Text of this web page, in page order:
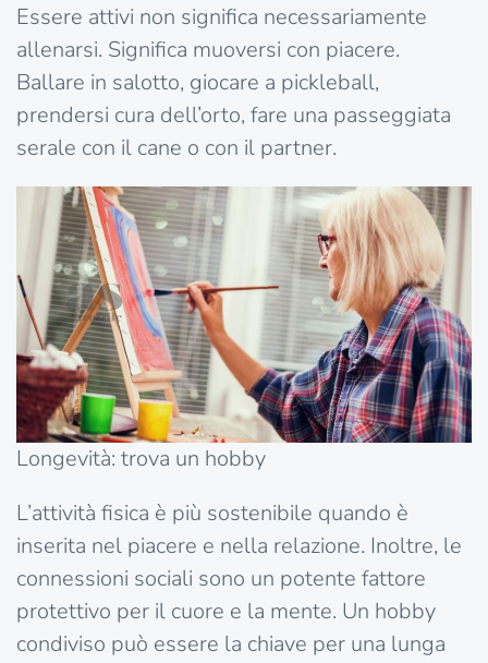
Essere attivi non significa necessariamente
allenarsi. Significa muoversi con piacere.
Ballare in salotto, giocare a pickleball,
prendersi cura dell’orto, fare una passeggiata
serale con il cane o con il partner.
Longevità: trova un hobby
L’attività fisica è più sostenibile quando è
inserita nel piacere e nella relazione. Inoltre, le
connessioni sociali sono un potente fattore
protettivo per il cuore e la mente. Un hobby
condiviso può essere la chiave per una lunga